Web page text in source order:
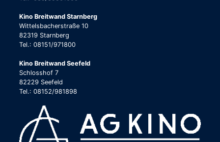
Kino Breitwand Starnberg
Wittelsbacherstraße 10
82319 Starnberg
Tel.: 08151/971800
Kino Breitwand Seefeld
Schlosshof 7
82229 Seefeld
Tel.: 08152/981898